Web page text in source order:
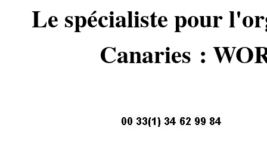
Le spécialiste pour
Canaries :